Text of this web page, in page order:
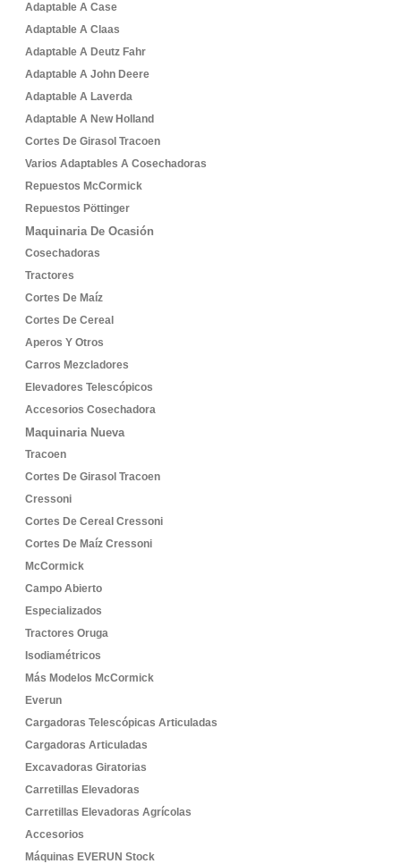
Adaptable A Case
Adaptable A Claas
Adaptable A Deutz Fahr
Adaptable A John Deere
Adaptable A Laverda
Adaptable A New Holland
Cortes De Girasol Tracoen
Varios Adaptables A Cosechadoras
Repuestos McCormick
Repuestos Pöttinger
Maquinaria De Ocasión
Cosechadoras
Tractores
Cortes De Maíz
Cortes De Cereal
Aperos Y Otros
Carros Mezcladores
Elevadores Telescópicos
Accesorios Cosechadora
Maquinaria Nueva
Tracoen
Cortes De Girasol Tracoen
Cressoni
Cortes De Cereal Cressoni
Cortes De Maíz Cressoni
McCormick
Campo Abierto
Especializados
Tractores Oruga
Isodiamétricos
Más Modelos McCormick
Everun
Cargadoras Telescópicas Articuladas
Cargadoras Articuladas
Excavadoras Giratorias
Carretillas Elevadoras
Carretillas Elevadoras Agrícolas
Accesorios
Máquinas EVERUN Stock